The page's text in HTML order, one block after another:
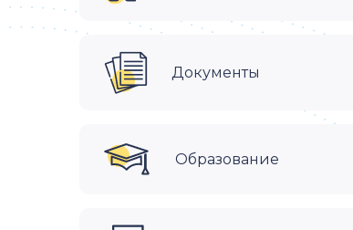
Документы
Образование